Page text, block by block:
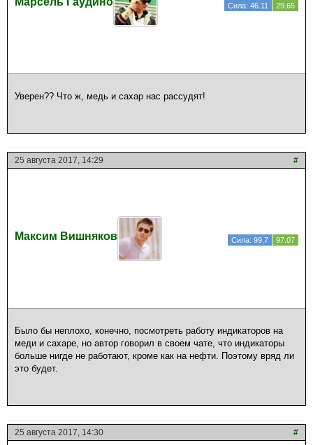
Сила: 46.11 29.65
Уверен?? Что ж, медь и сахар нас рассудят!
25 августа 2017, 14:29 #
Максим Вишняков Сила: 99.7 97.07
Было бы неплохо, конечно, посмотреть работу индикаторов на
меди и сахаре, но автор говорил в своем чате, что индикаторы
больше нигде не работают, кроме как на нефти. Поэтому вряд ли
это будет.
25 августа 2017, 14:30 #